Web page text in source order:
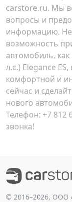
carstore.ru. Мы
вопросы и
информацию. Не
возможность
автомобиль, как
л.с.) Elegance
комфортной и
сейчас и
нового
Телефон: +7
звонка!
©️ 2016–2026, ООО